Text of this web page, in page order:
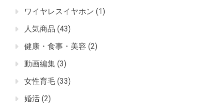
ワイヤレスイヤホン (1)
人気商品 (43)
健康・食事・美容 (2)
動画編集 (3)
女性育毛 (33)
婚活 (2)